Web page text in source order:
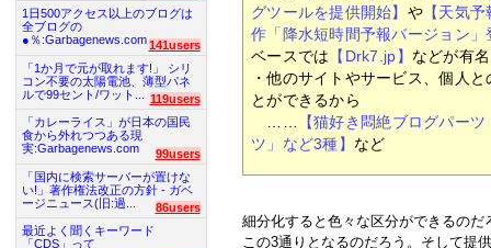
グツールを提供開始】 や 【天気
作「降水短時間予報バージョン」
ベースでは 【Drk7.jp】 などが有
・他のサイトやサービス、個人
とができるから
【猫好き悶絶ブログパー
ツ」など3種】 など
細分化すると色々な区分ができるのだ
この3通りとなるのだろう。そして提
1日500アクセス以上のブログは
全ブログの
●％:Garbagenews.com 141users
「1か月で元が取れます!」 シリ
コン不要の太陽電池、薄型パネ
ルで99セント/ワット...
119users
「カレーライス」が日本の国民
食から外れつつある現
実:Garbagenews.com
99users
「国内に検索サーバーが置けな
い!」著作権法改正の方針 - ガベ
ージニュース(旧:過...
86users
最近よく聞くキーワード
「CDS」って